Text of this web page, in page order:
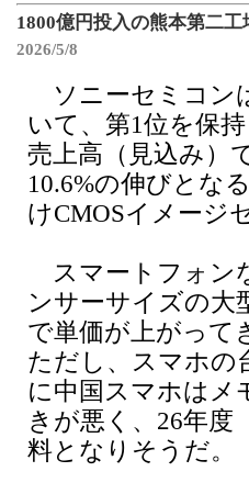
1800億円投入の熊本第二
2026/5/8
ソニーセミコン
いて、第1位を保
売上高（見込み）
10.6%の伸びとな
けCMOSイメージ
スマートフォン
ンサーサイズの大
で単価が上がって
ただし、スマホの
に中国スマホはメ
きが悪く、26年度
料となりそうだ。